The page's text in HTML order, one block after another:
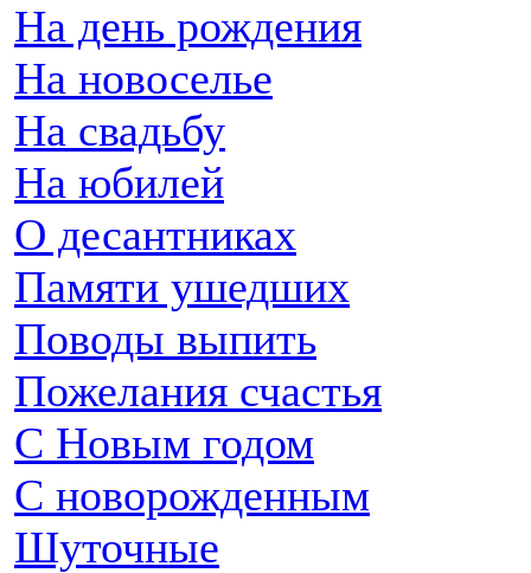
На день рождения
На новоселье
На свадьбу
На юбилей
О десантниках
Памяти ушедших
Поводы выпить
Пожелания счастья
С Новым годом
С новорожденным
Шуточные